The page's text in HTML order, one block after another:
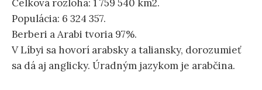
t
e
Celková rozloha: 1 759 540 km2.
Populácia: 6 324 357.
Berberi a Arabi tvoria 97%.
V Líbyi sa hovorí arabsky a taliansky, dorozumieť
sa dá aj anglicky. Úradným jazykom je arabčina.